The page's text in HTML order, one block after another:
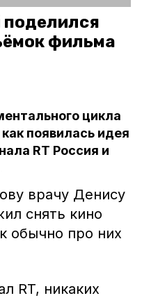
поделился
фильма
цикла
появилась идея
RT Россия и
врачу Денису
снять кино
обычно про них
RT, никаких